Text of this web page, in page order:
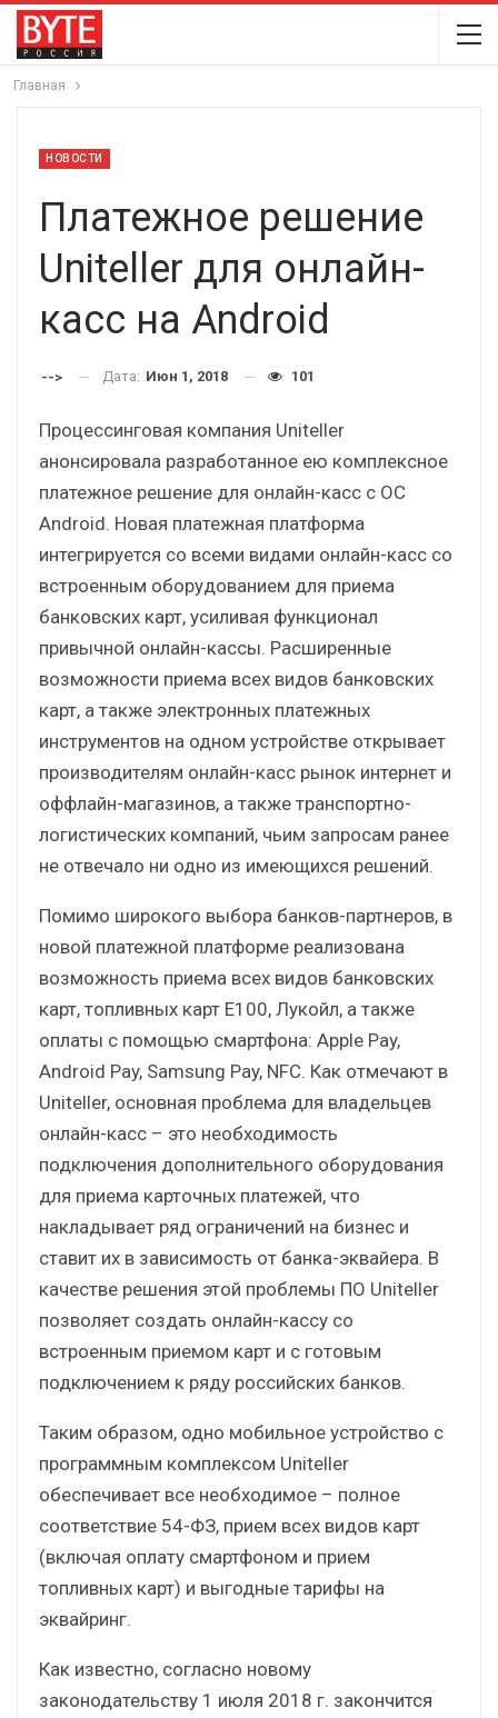
Главная
НОВОСТИ
Платежное решение
Uniteller для онлайн-
касс на Android
--> Дата: Июн 1, 2018 101
Процессинговая компания Uniteller
анонсировала разработанное ею комплексное
платежное решение для онлайн-касс с ОС
Android. Новая платежная платформа
интегрируется со всеми видами онлайн-касс со
встроенным оборудованием для приема
банковских карт, усиливая функционал
привычной онлайн-кассы. Расширенные
возможности приема всех видов банковских
карт, а также электронных платежных
инструментов на одном устройстве открывает
производителям онлайн-касс рынок интернет и
оффлайн-магазинов, а также транспортно-
логистических компаний, чьим запросам ранее
не отвечало ни одно из имеющихся решений.
Помимо широкого выбора банков-партнеров, в
новой платежной платформе реализована
возможность приема всех видов банковских
карт, топливных карт Е100, Лукойл, а также
оплаты с помощью смартфона: Apple Pay,
Android Pay, Samsung Pay, NFC. Как отмечают в
Uniteller, основная проблема для владельцев
онлайн-касс – это необходимость
подключения дополнительного оборудования
для приема карточных платежей, что
накладывает ряд ограничений на бизнес и
ставит их в зависимость от банка-эквайера. В
качестве решения этой проблемы ПО Uniteller
позволяет создать онлайн-кассу со
встроенным приемом карт и с готовым
подключением к ряду российских банков.
Таким образом, одно мобильное устройство с
программным комплексом Uniteller
обеспечивает все необходимое – полное
соответствие 54-ФЗ, прием всех видов карт
(включая оплату смартфоном и прием
топливных карт) и выгодные тарифы на
эквайринг.
Как известно, согласно новому
законодательству 1 июля 2018 г. закончится